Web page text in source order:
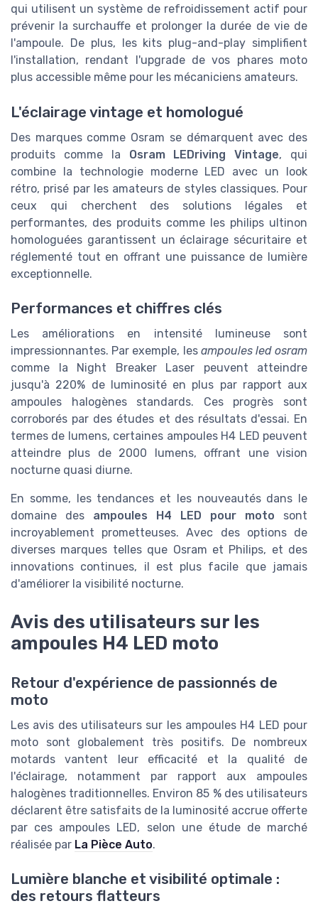
qui utilisent un système de refroidissement actif pour
prévenir la surchauffe et prolonger la durée de vie de
l'ampoule. De plus, les kits plug-and-play simplifient
l'installation, rendant l'upgrade de vos phares moto
plus accessible même pour les mécaniciens amateurs.
L'éclairage vintage et homologué
Des marques comme Osram se démarquent avec des
produits comme la Osram LEDriving Vintage, qui
combine la technologie moderne LED avec un look
rétro, prisé par les amateurs de styles classiques. Pour
ceux qui cherchent des solutions légales et
performantes, des produits comme les philips ultinon
homologuées garantissent un éclairage sécuritaire et
réglementé tout en offrant une puissance de lumière
exceptionnelle.
Performances et chiffres clés
Les améliorations en intensité lumineuse sont
impressionnantes. Par exemple, les ampoules led osram
comme la Night Breaker Laser peuvent atteindre
jusqu'à 220% de luminosité en plus par rapport aux
ampoules halogènes standards. Ces progrès sont
corroborés par des études et des résultats d'essai. En
termes de lumens, certaines ampoules H4 LED peuvent
atteindre plus de 2000 lumens, offrant une vision
nocturne quasi diurne.
En somme, les tendances et les nouveautés dans le
domaine des ampoules H4 LED pour moto sont
incroyablement prometteuses. Avec des options de
diverses marques telles que Osram et Philips, et des
innovations continues, il est plus facile que jamais
d'améliorer la visibilité nocturne.
Avis des utilisateurs sur les
ampoules H4 LED moto
Retour d'expérience de passionnés de
moto
Les avis des utilisateurs sur les ampoules H4 LED pour
moto sont globalement très positifs. De nombreux
motards vantent leur efficacité et la qualité de
l'éclairage, notamment par rapport aux ampoules
halogènes traditionnelles. Environ 85 % des utilisateurs
déclarent être satisfaits de la luminosité accrue offerte
par ces ampoules LED, selon une étude de marché
réalisée par La Pièce Auto.
Lumière blanche et visibilité optimale :
des retours flatteurs